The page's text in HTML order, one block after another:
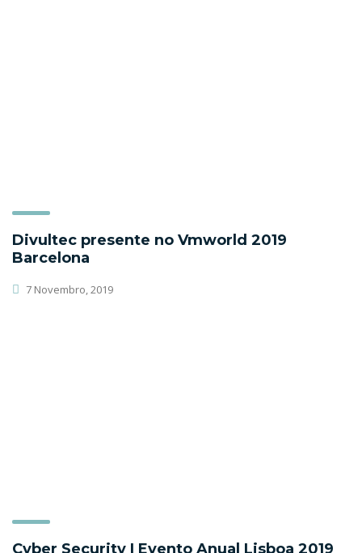
Divultec presente no Vmworld 2019
Barcelona
7 Novembro, 2019
Cyber Security | Evento Anual Lisboa 2019